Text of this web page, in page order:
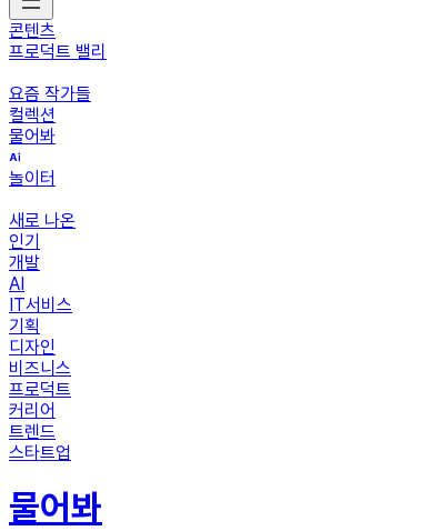
콘텐츠
프로덕트 밸리
요즘 작가들
컬렉션
물어봐
놀이터
새로 나온
인기
개발
AI
IT서비스
기획
디자인
비즈니스
프로덕트
커리어
트렌드
스타트업
물어봐